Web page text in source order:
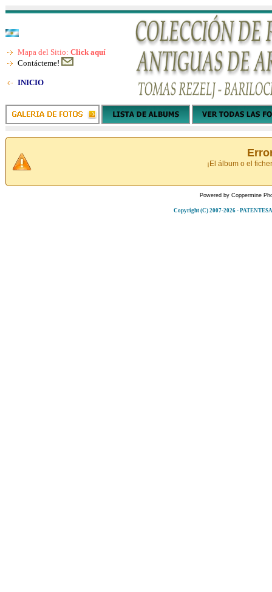
Mapa del Sitio: Click aquí
Contácteme!
INICIO
¡El álbum o el
Powered by Coppermine
Copyright (C) 2007-2026 -